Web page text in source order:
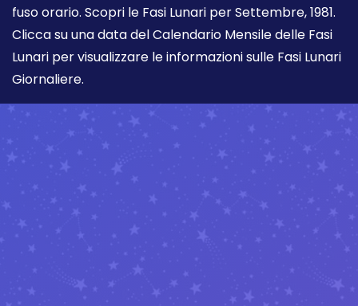
fuso orario. Scopri le Fasi Lunari per Settembre, 1981.
Clicca su una data del Calendario Mensile delle Fasi
Lunari per visualizzare le informazioni sulle Fasi Lunari
Giornaliere.